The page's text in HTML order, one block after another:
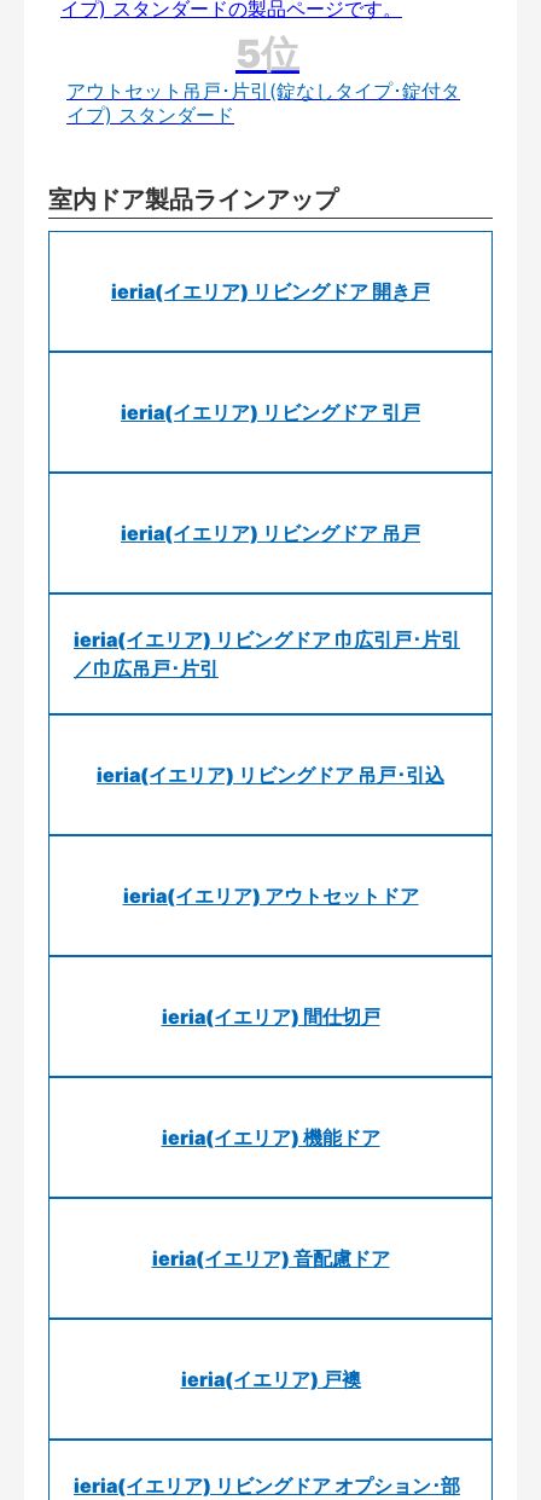
アウトセット吊戸･片引(錠なしタイプ･錠付タ
イプ) スタンダード
室内ドア製品ラインアップ
ieria(イエリア) リビングドア 開き戸
ieria(イエリア) リビングドア 引戸
ieria(イエリア) リビングドア 吊戸
ieria(イエリア) リビングドア 巾広引戸･片引
／巾広吊戸･片引
ieria(イエリア) リビングドア 吊戸･引込
ieria(イエリア) アウトセットドア
ieria(イエリア) 間仕切戸
ieria(イエリア) 機能ドア
ieria(イエリア) 音配慮ドア
ieria(イエリア) 戸襖
ieria(イエリア) リビングドア オプション･部